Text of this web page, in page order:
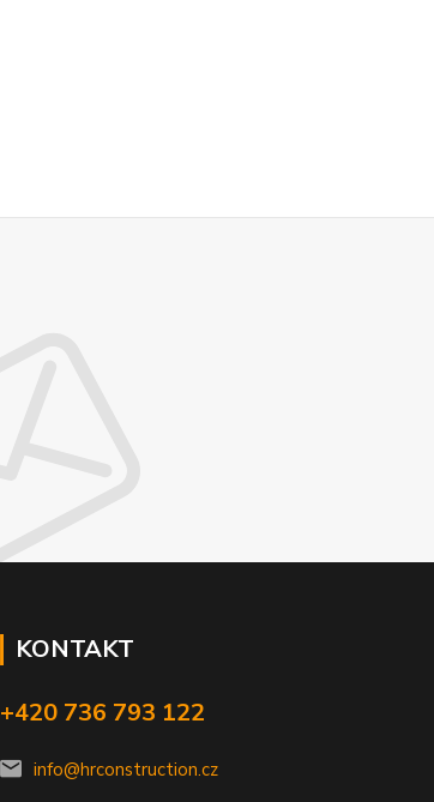
KONTAKT
+420 736 793 122
info@hrconstruction.cz